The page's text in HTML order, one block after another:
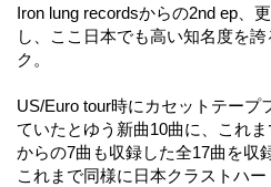
Iron lung recordsからの2nd ep、
し、ここ日本でも高い知名度を
ク。
US/Euro tour時にカセットテープ
ていたとゆう新曲10曲に、これ
からの7曲も収録した全17曲を収
これまで同様に日本クラストハ